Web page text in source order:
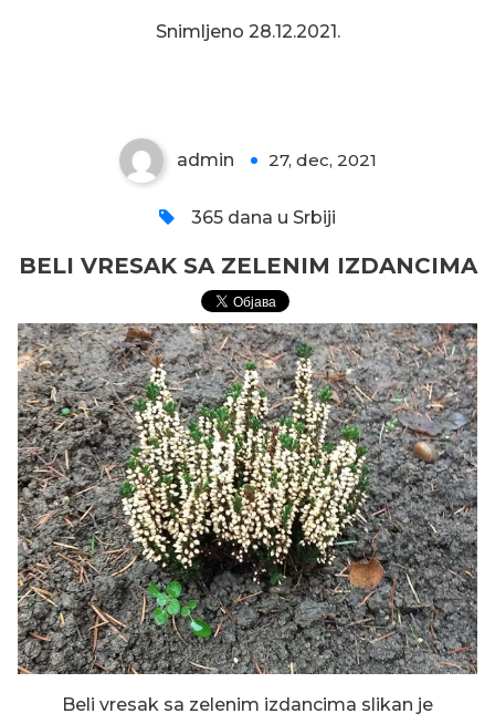
Snimljeno 28.12.2021.
BELI VRESAK SA ZELENIM
admin 27, dec, 2021
365 dana u Srbiji
BELI VRESAK SA ZELENIM IZDANCIMA
Beli vresak sa zelenim izdancima slikan je